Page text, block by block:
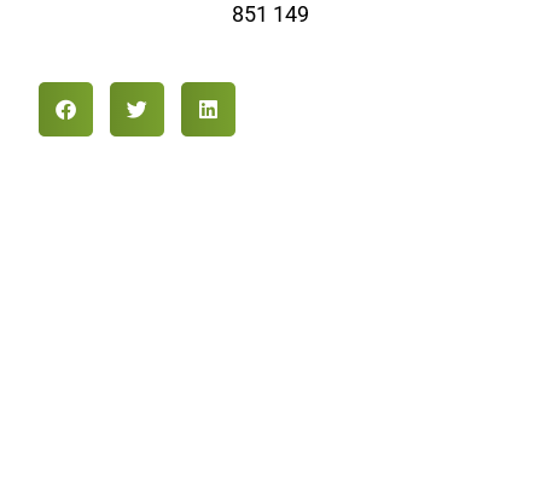
851 149